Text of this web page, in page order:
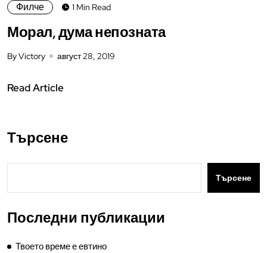
Филче 1 Min Read
Морал, дума непозната
By Victory август 28, 2019
Read Article
Търсене
Търсене
Последни публикации
Твоето време е евтино